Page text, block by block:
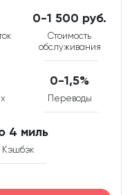
0-1 500 руб.
Стоимость
обслуживания
0-1,5%
Переводы
4 миль
Кэшбэк